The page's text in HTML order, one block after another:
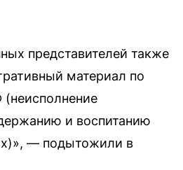
представителей также
материал по
и воспитанию
— подытожили в